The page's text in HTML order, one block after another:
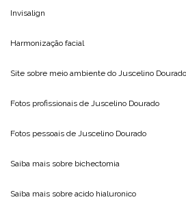
Invisalign
Harmonização facial
Site sobre meio ambiente do Juscelino Dourado
Fotos profissionais de Juscelino Dourado
Fotos pessoais de Juscelino Dourado
Saiba mais sobre bichectomia
Saiba mais sobre acido hialuronico